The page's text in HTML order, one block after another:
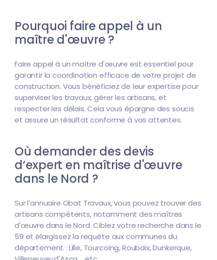
Pourquoi faire appel à un
maître d'œuvre ?
Faire appel à un maître d'œuvre est essentiel pour
garantir la coordination efficace de votre projet de
construction. Vous bénéficiez de leur expertise pour
superviser les travaux, gérer les artisans, et
respecter les délais. Cela vous épargne des soucis
et assure un résultat conforme à vos attentes.
Où demander des devis
d’expert en maîtrise d'œuvre
dans le Nord ?
Sur l’annuaire Obat Travaux, vous pouvez trouver des
artisans compétents, notamment des maîtres
d'œuvre dans le Nord. Ciblez votre recherche dans le
59 et élargissez la requête aux communes du
département : Lille, Tourcoing, Roubaix, Dunkerque,